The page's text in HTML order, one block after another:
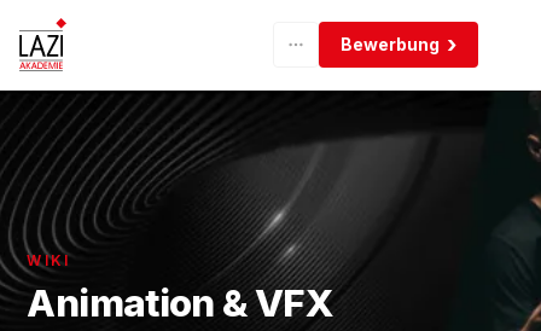
Bewerbung
WIKI
Animation & VFX